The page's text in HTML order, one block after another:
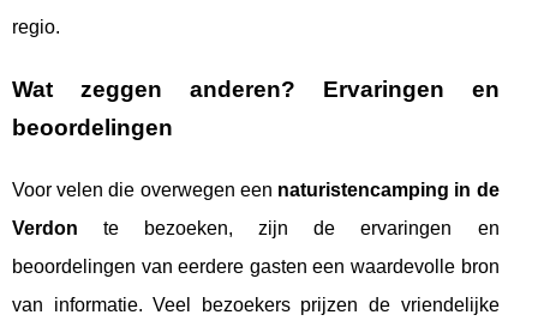
regio.
Wat zeggen anderen? Ervaringen en
beoordelingen
Voor velen die overwegen een naturistencamping in de
Verdon te bezoeken, zijn de ervaringen en
beoordelingen van eerdere gasten een waardevolle bron
van informatie. Veel bezoekers prijzen de vriendelijke